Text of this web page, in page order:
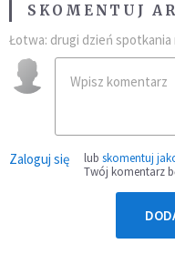
SKOMENTUJ
Łotwa: drugi dzień spotkania
Zaloguj się lub skomentuj
Twój komentarz